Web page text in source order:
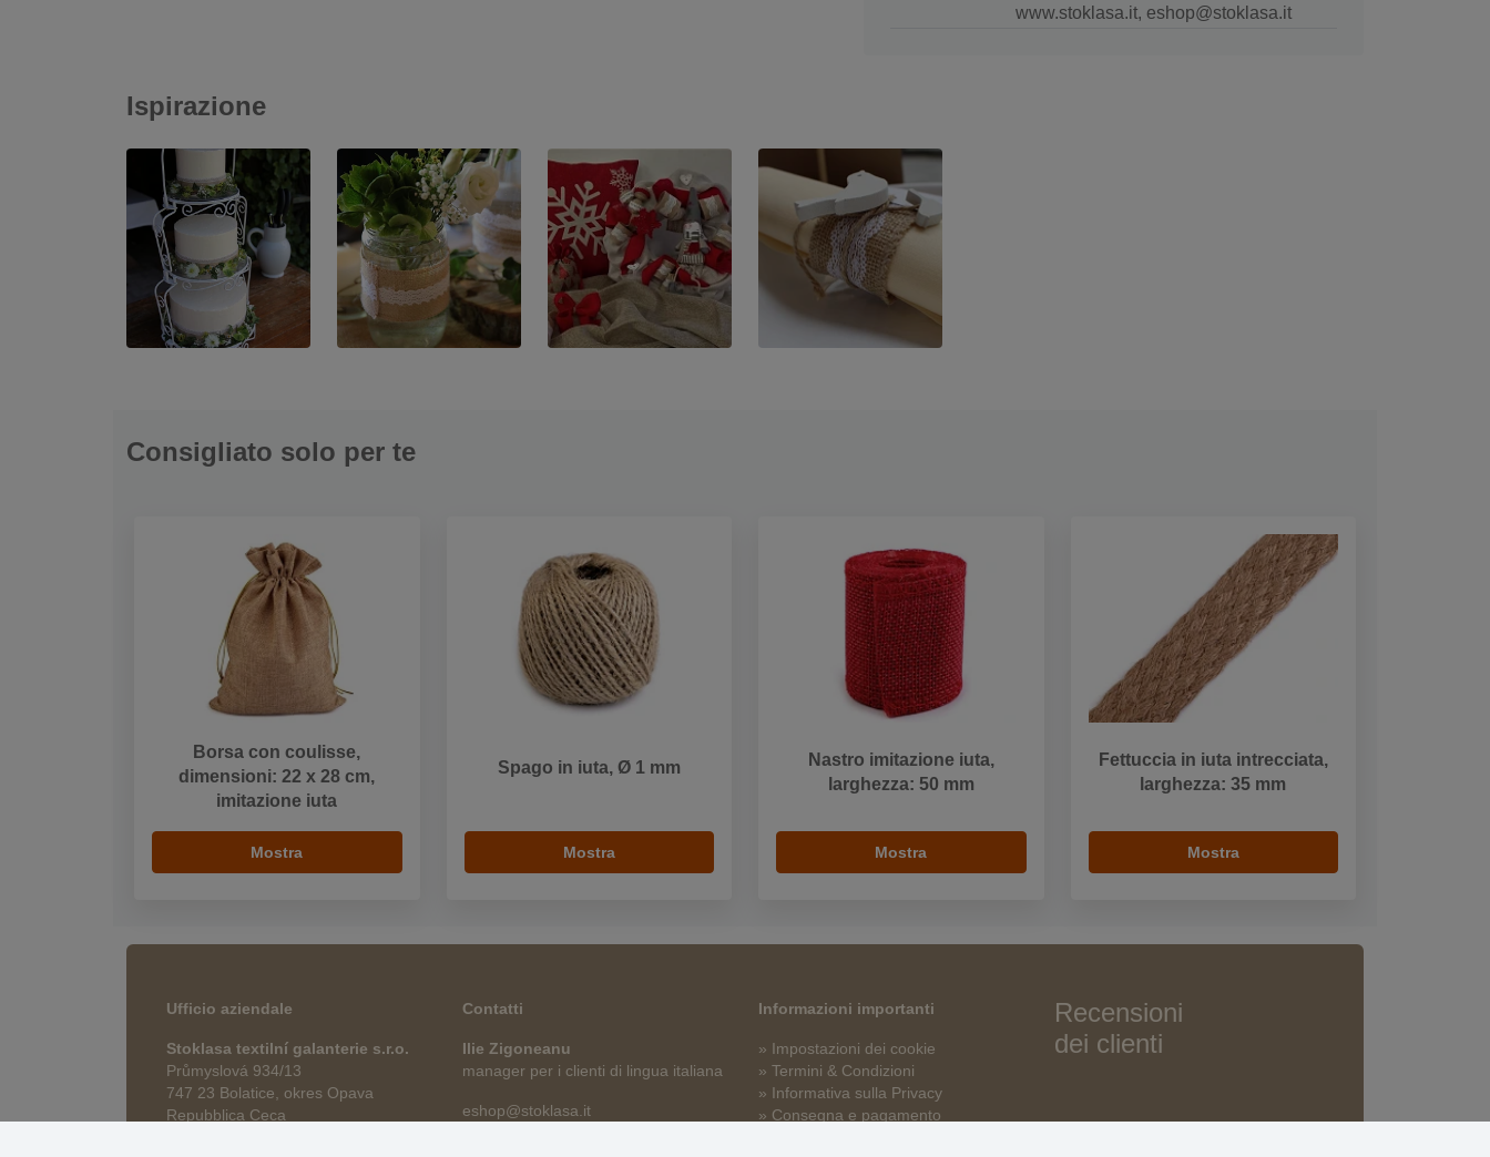
www.stoklasa.it, eshop@stoklasa.it
Ispirazione
Consigliato solo per te
Borsa con coulisse,
dimensioni: 22 x 28 cm,
imitazione iuta
Mostra
Spago in iuta, Ø 1 mm
Mostra
Nastro imitazione iuta,
larghezza: 50 mm
Mostra
Fettuccia in iuta intrecciata,
larghezza: 35 mm
Mostra
Ufficio aziendale
Stoklasa textilní galanterie s.r.o.
Průmyslová 934/13
747 23 Bolatice, okres Opava
Repubblica Ceca
Contatti
Ilie Zigoneanu
manager per i clienti di lingua italiana
eshop@stoklasa.it
Informazioni importanti
» Impostazioni dei cookie
» Termini & Condizioni
» Informativa sulla Privacy
» Consegna e pagamento
Recensioni
dei clienti